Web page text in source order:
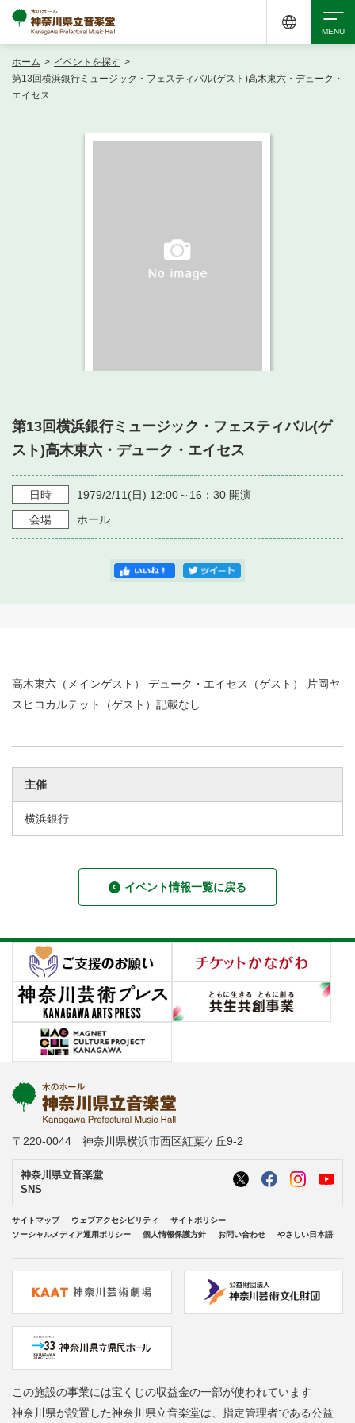
・ よくある質問
・ 空き状況
・ 抽選対象日
・ 利用料金
・ 音楽堂のご案内
・ フロアマップ
・ 芸術参与
神奈川県立音楽堂
SNS
ホーム > イベントを探す >
第13回横浜銀行ミュージック・フェスティバル(ゲスト)高木東六・デューク・
エイセス
第13回横浜銀行ミュージック・フェスティバル(ゲ
スト)高木東六・デューク・エイセス
日時 1979/2/11 (日) 12:00～16：30 開演
会場
ホール
高木東六（メインゲスト） デューク・エイセス（ゲスト） 片岡ヤ
スヒコカルテット（ゲスト）記載なし
主催
横浜銀行
イベント情報一覧に戻る
〒220-0044 神奈川県横浜市西区紅葉ケ丘9-2
神奈川県立音楽堂
SNS
サイトマップ ウェブアクセシビリティ
サイトポリシー
ソーシャルメディア運用ポリシー
個人情報保護方針 お問い合わせ やさしい日本語
この施設の事業には宝くじの収益金の一部が使われています
神奈川県が設置した神奈川県立音楽堂は、指定管理者である公益